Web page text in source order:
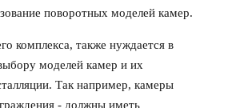
поворотных моделей камер.
комплекса, также нуждается в
моделей камер и их
Так например, камеры
- должны иметь